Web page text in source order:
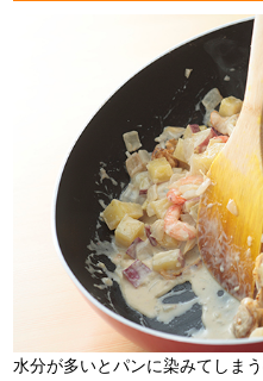
水分が多いとパンに染みてしま